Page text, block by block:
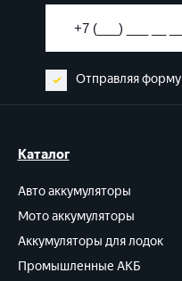
Отправляя
Каталог
Авто аккумуляторы
Мото аккумуляторы
Аккумуляторы для лодок
Промышленные АКБ